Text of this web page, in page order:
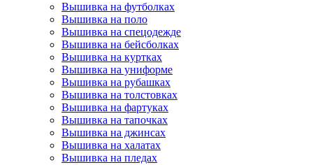
Вышивка на футболках
Вышивка на поло
Вышивка на спецодежде
Вышивка на бейсболках
Вышивка на куртках
Вышивка на униформе
Вышивка на рубашках
Вышивка на толстовках
Вышивка на фартуках
Вышивка на тапочках
Вышивка на джинсах
Вышивка на халатах
Вышивка на пледах